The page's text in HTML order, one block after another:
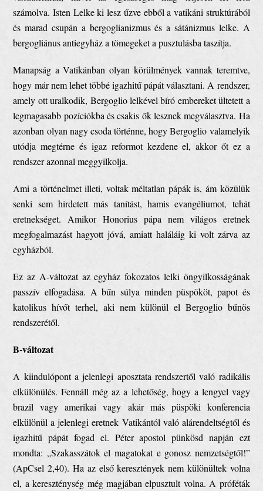
számolva. Isten Lelke ki lesz űzve ebből a vatikáni struktúrából
és marad csupán a bergoglianizmus és a sátánizmus lelke. A
bergogliánus antiegyház a tömegeket a pusztulásba taszítja.
Manapság a Vatikánban olyan körülmények vannak teremtve,
hogy már nem lehet többé igazhitű pápát választani. A rendszer,
amely ott uralkodik, Bergoglio lelkével bíró embereket ültetett a
legmagasabb pozíciókba és csakis ők lesznek megválasztva. Ha
azonban olyan nagy csoda történne, hogy Bergoglio valamelyik
utódja megtérne és igaz reformot kezdene el, akkor őt ez a
rendszer azonnal meggyilkolja.
Ami a történelmet illeti, voltak méltatlan pápák is, ám közülük
senki sem hirdetett más tanítást, hamis evangéliumot, tehát
eretnekséget. Amikor Honorius pápa nem világos eretnek
megfogalmazást hagyott jóvá, amiatt haláláig ki volt zárva az
egyházból.
Ez az A-változat az egyház fokozatos lelki öngyilkosságának
passzív elfogadása. A bűn súlya minden püspököt, papot és
katolikus hívőt terhel, aki nem különül el Bergoglio bűnös
rendszerétől.
B-változat
A kiindulópont a jelenlegi aposztata rendszertől való radikális
elkülönülés. Fennáll még az a lehetőség, hogy a lengyel vagy
brazil vagy amerikai vagy akár más püspöki konferencia
elkülönül a jelenlegi eretnek Vatikántól való alárendeltségtől és
igazhitű pápát fogad el. Péter apostol pünkösd napján ezt
mondta: „Szakasszátok el magatokat e gonosz nemzetségtől!”
(ApCsel 2,40). Ha az első keresztények nem különültek volna
el, a kereszténység még magjában elpusztult volna. A próféták